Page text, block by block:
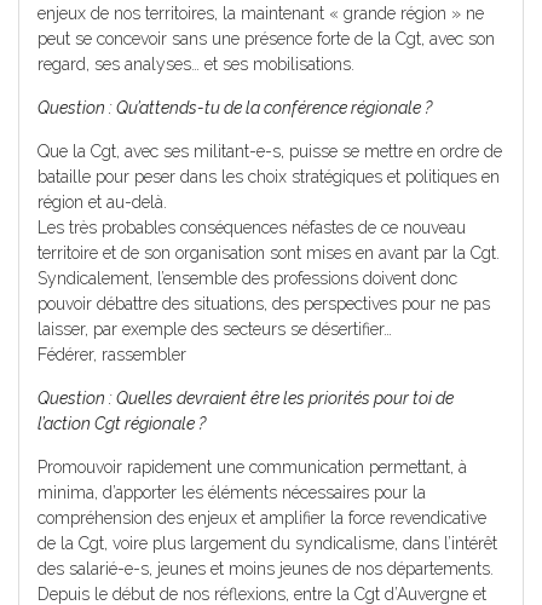
enjeux de nos territoires, la maintenant « grande région » ne
peut se concevoir sans une présence forte de la Cgt, avec son
regard, ses analyses… et ses mobilisations.
Question : Qu’attends-tu de la conférence régionale ?
Que la Cgt, avec ses militant-e-s, puisse se mettre en ordre de
bataille pour peser dans les choix stratégiques et politiques en
région et au-delà.
Les très probables conséquences néfastes de ce nouveau
territoire et de son organisation sont mises en avant par la Cgt.
Syndicalement, l’ensemble des professions doivent donc
pouvoir débattre des situations, des perspectives pour ne pas
laisser, par exemple des secteurs se désertifier…
Fédérer, rassembler
Question : Quelles devraient être les priorités pour toi de
l’action Cgt régionale ?
Promouvoir rapidement une communication permettant, à
minima, d’apporter les éléments nécessaires pour la
compréhension des enjeux et amplifier la force revendicative
de la Cgt, voire plus largement du syndicalisme, dans l’intérêt
des salarié-e-s, jeunes et moins jeunes de nos départements.
Depuis le début de nos réflexions, entre la Cgt d’Auvergne et